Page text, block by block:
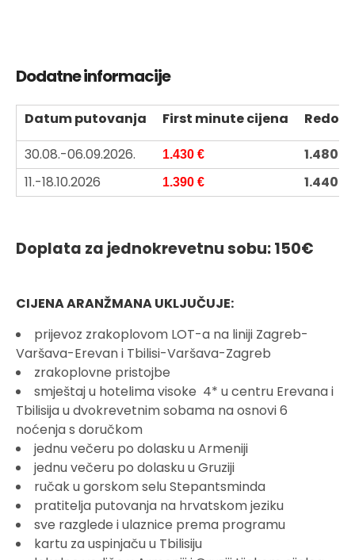
Dodatne informacije
Datum putovanja First minute cijena
30.08.-06.09.2026.
1.430 €
1.480 €
11.-18.10.2026
1.390 € 1.440 €
Doplata za jednokrevetnu sobu: 150€
CIJENA ARANŽMANA UKLJUČUJE:
prijevoz zrakoplovom LOT-a na liniji Zagreb-
Varšava-Erevan i Tbilisi-Varšava-Zagreb
zrakoplovne pristojbe
smještaj u hotelima visoke 4* u centru Erevana i
Tbilisija u dvokrevetnim sobama na osnovi 6
noćenja s doručkom
jednu večeru po dolasku u Armeniji
jednu večeru po dolasku u Gruziji
ručak u gorskom selu Stepantsminda
pratitelja putovanja na hrvatskom jeziku
sve razglede i ulaznice prema programu
kartu za uspinjaču u Tbilisiju